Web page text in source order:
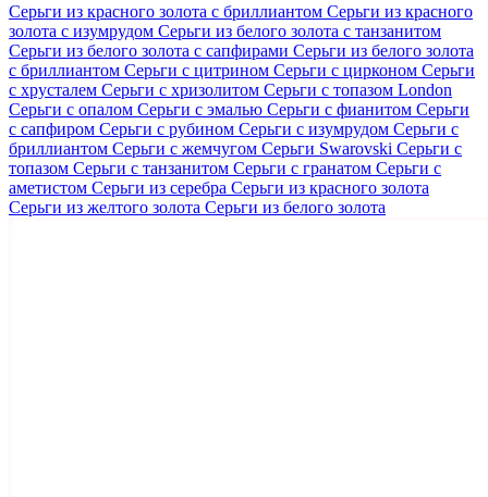
Серьги из красного золота с бриллиантом Серьги из красного
золота с изумрудом Серьги из белого золота с танзанитом
Серьги из белого золота с сапфирами Серьги из белого золота
с бриллиантом Серьги с цитрином Серьги с цирконом Серьги
с хрусталем Серьги с хризолитом Серьги с топазом London
Серьги с опалом Серьги с эмалью Серьги с фианитом Серьги
с сапфиром Серьги с рубином Серьги с изумрудом Серьги с
бриллиантом Серьги с жемчугом Серьги Swarovski Серьги с
топазом Серьги с танзанитом Серьги с гранатом Серьги с
аметистом Серьги из серебра Серьги из красного золота
Серьги из желтого золота Серьги из белого золота